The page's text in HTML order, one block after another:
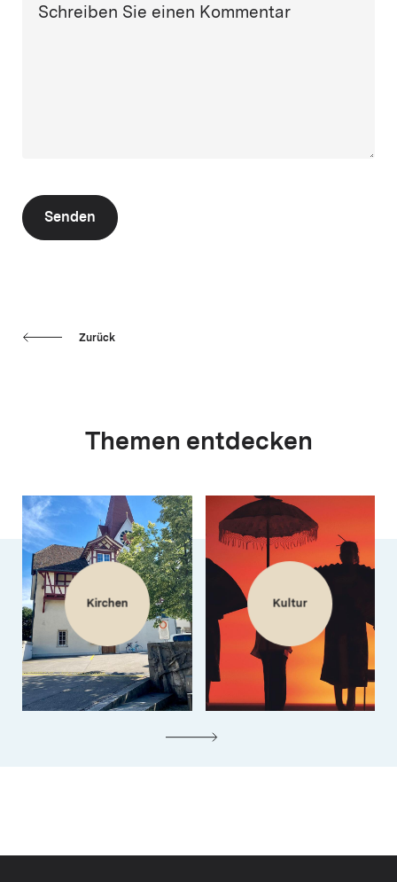
Schreiben Sie einen Kommentar
Senden
Zurück
Themen entdecken
Kirchen Kultur